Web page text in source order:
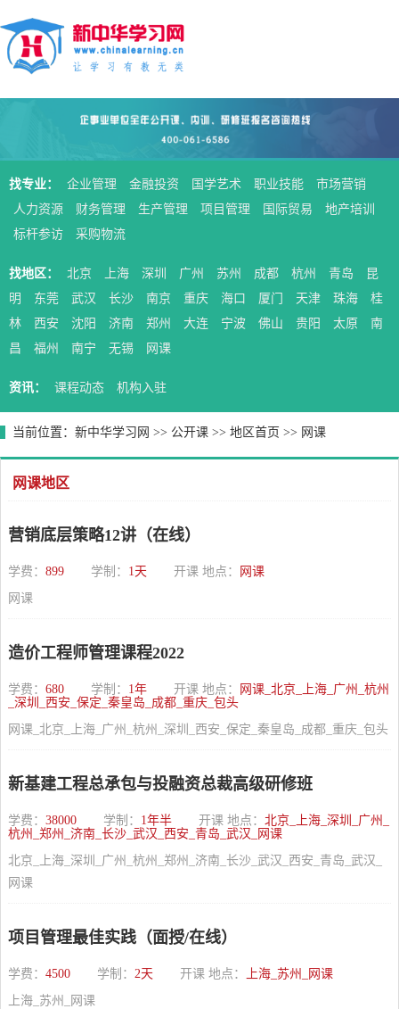
找专业： 企业管理 金融投资 国学艺术 职业技能
市场营销
人力资源
财务管理 生产管理 项目管理 国际贸易
地产培训
标杆参访
采购物流
找地区： 北京 上海 深圳 广州 苏州 成都 杭州 青岛
昆
明
东莞 武汉 长沙 南京 重庆 海口 厦门 天津 珠海
桂
林
西安 沈阳 济南 郑州 大连 宁波 佛山 贵阳 太原
南
昌
福州 南宁 无锡 网课
资讯： 课程动态 机构入驻
当前位置： 新中华学习网 >> 公开课 >> 地区首页 >> 网课
网课地区
营销底层策略12讲（在线）
学费： 899 学制： 1天 开课 地点：
网课
网课
造价工程师管理课程2022
学费： 680 学制： 1年 开课 地点：
网课_北京_上海_广州_杭州
_深圳_西安_保定_秦皇岛_成都_重庆_包头
网课_北京_上海_广州_杭州_深圳_西安_保定_秦皇岛_成都_重庆_包头
新基建工程总承包与投融资总裁高级研修班
学费： 38000 学制： 1年半 开课 地点： 北京_上海_深圳_广州_
杭州_郑州_济南_长沙_武汉_西安_青岛_武汉_网课
北京_上海_深圳_广州_杭州_郑州_济南_长沙_武汉_西安_青岛_武汉_
网课
项目管理最佳实践（面授/在线）
学费： 4500 学制： 2天 开课 地点：
上海_苏州_网课
上海_苏州_网课